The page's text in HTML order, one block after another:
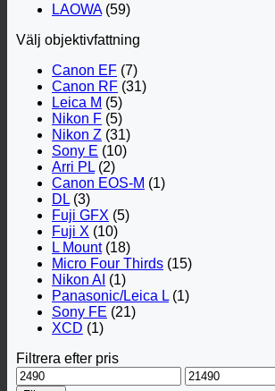
LAOWA (59)
Välj objektivfattning
Canon EF (7)
Canon RF (31)
Leica M (5)
Nikon F (5)
Nikon Z (31)
Sony E (10)
Arri PL (2)
Canon EOS-M (1)
DL (3)
Fuji GFX (5)
Fuji X (10)
L Mount (18)
Micro Four Thirds (15)
Nikon AI (1)
Panasonic/Leica L (1)
Sony FE (21)
XCD (1)
Filtrera efter pris
Min
Max